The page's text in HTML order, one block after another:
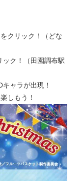
クリック！（どな
ク！（田園調布駅
ャラが出現！
しもう！